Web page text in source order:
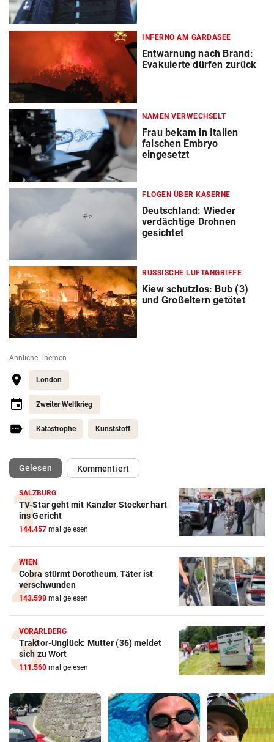
INFERNO AM GARDASEE
Entwarnung nach Brand:
Evakuierte dürfen zurück
NAMEN VERWECHSELT
Frau bekam in Italien
falschen Embryo
eingesetzt
FLOGEN ÜBER KASERNE
Deutschland: Wieder
verdächtige Drohnen
gesichtet
RUSSISCHE LUFTANGRIFFE
Kiew schutzlos: Bub (3)
und Großeltern getötet
Ähnliche Themen
London
Zweiter Weltkrieg
Katastrophe Kunststoff
Gelesen(ausgewählt)Kommentiert
SALZBURG
TV-Star geht mit Kanzler Stocker hart
ins Gericht
144.457 mal gelesen
WIEN
Cobra stürmt Dorotheum, Täter ist
verschwunden
143.598 mal gelesen
VORARLBERG
Traktor-Unglück: Mutter (36) meldet
sich zu Wort
111.560 mal gelesen